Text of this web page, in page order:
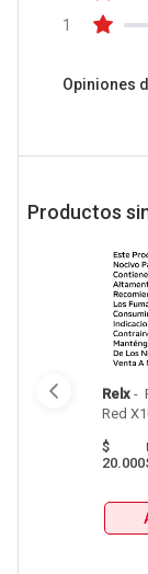
1
Opiniones
Productos
Relx -
$
20.000